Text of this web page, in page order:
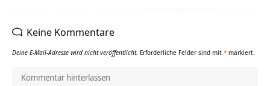
Keine Kommentare
Deine E-Mail-Adresse wird nicht veröffentlicht. Erforderliche Felder sind mit * markiert.